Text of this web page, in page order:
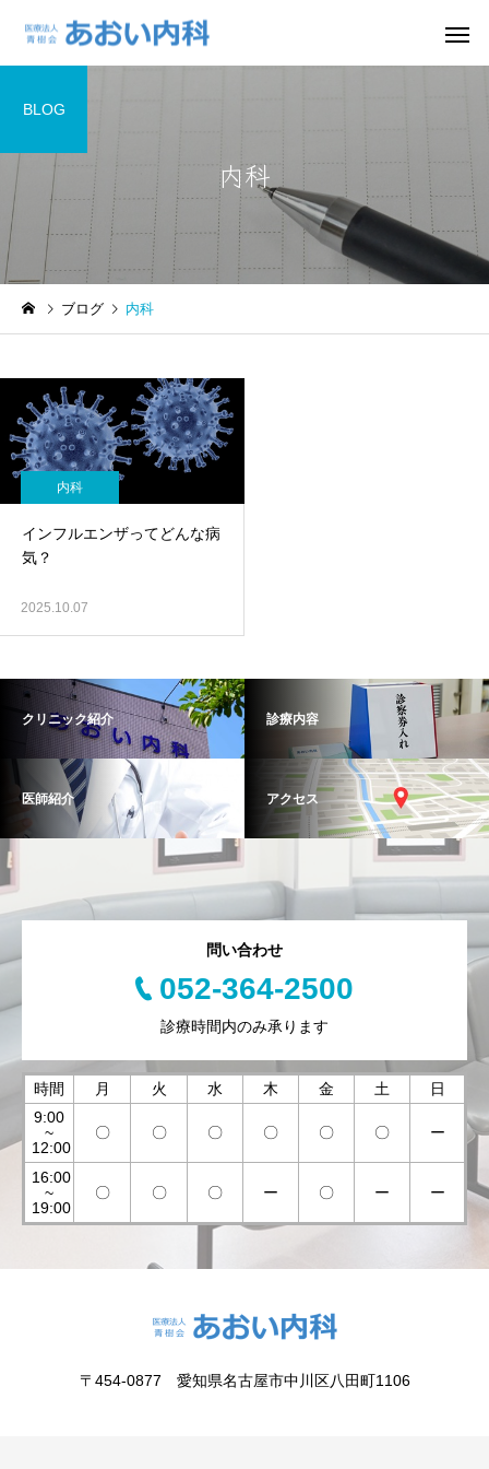
一般内科 生活習
予防接種
内科
BLOG
ブログ 内科
内科
インフルエンザってどんな病
気？
2025.10.07
クリニック紹介 診療内容
医師紹介 アクセス
問い合わせ
052-364-2500
診療時間内のみ承ります
時間 月 火 水 木 金 土
日
9:00
~
12:00
〇 〇 〇 〇 〇 〇 ー
16:00
~
19:00
〇 〇 〇 ー 〇 ー ー
〒454-0877 愛知県名古屋市中川区八田町1106